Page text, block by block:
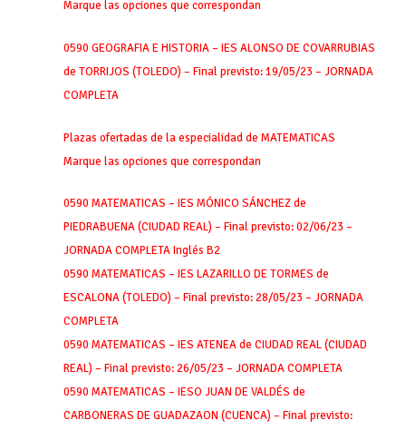
Marque las opciones que correspondan
0590 GEOGRAFIA E HISTORIA – IES ALONSO DE COVARRUBIAS
de TORRIJOS (TOLEDO) – Final previsto: 19/05/23 – JORNADA
COMPLETA
Plazas ofertadas de la especialidad de MATEMATICAS
Marque las opciones que correspondan
0590 MATEMATICAS – IES MÓNICO SÁNCHEZ de
PIEDRABUENA (CIUDAD REAL) – Final previsto: 02/06/23 –
JORNADA COMPLETA Inglés B2
0590 MATEMATICAS – IES LAZARILLO DE TORMES de
ESCALONA (TOLEDO) – Final previsto: 28/05/23 – JORNADA
COMPLETA
0590 MATEMATICAS – IES ATENEA de CIUDAD REAL (CIUDAD
REAL) – Final previsto: 26/05/23 – JORNADA COMPLETA
0590 MATEMATICAS – IESO JUAN DE VALDÉS de
CARBONERAS DE GUADAZAON (CUENCA) – Final previsto: